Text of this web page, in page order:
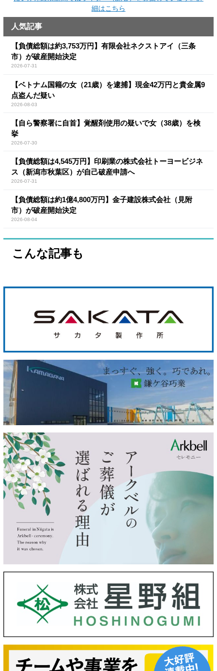
細はこちら
人気記事
【負債総額は約3,753万円】有限会社ネクストアイ（三条
市）が破産開始決定
2026-07-31
【ベトナム国籍の女（21歳）を逮捕】現金42万円と貴金属9
点盗んだ疑い
2026-08-03
【自ら警察署に自首】覚醒剤使用の疑いで女（38歳）を検
挙
2026-07-30
【負債総額は4,545万円】印刷業の株式会社トーヨービジネ
ス（新潟市秋葉区）が自己破産申請へ
2026-07-31
【負債総額は約1億4,800万円】金子建設株式会社（見附
市）が破産開始決定
2026-08-04
こんな記事も